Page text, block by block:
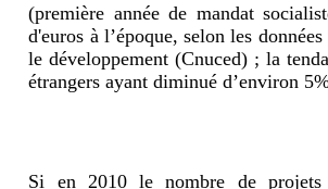
(première année de mandat
d'euros à l’époque, selon les
le développement (Cnuced) ; la
étrangers ayant diminué d’environ
Si en 2010 le nombre de projets